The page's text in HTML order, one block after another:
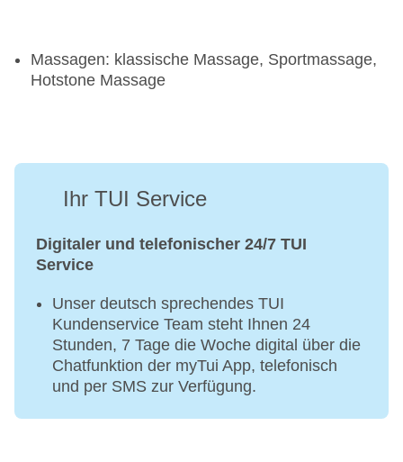
Massagen: klassische Massage, Sportmassage,
Hotstone Massage
Ihr TUI Service
Digitaler und telefonischer 24/7 TUI
Service
Unser deutsch sprechendes TUI
Kundenservice Team steht Ihnen 24
Stunden, 7 Tage die Woche digital über die
Chatfunktion der myTui App, telefonisch
und per SMS zur Verfügung.